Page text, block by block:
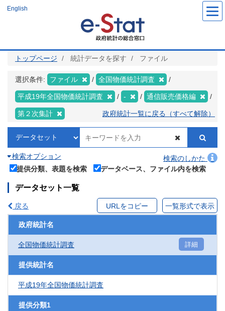
ツ
English
トップページ 統計データを探す ファイル
選択条件: ファイル 全国物価統計調査
平成19年全国物価統計調査 - 通信販売価格編
第２次集計 政府統計一覧に戻る（すべて解除）
検索オプション
検索のしかた
提供分類、表題を検索
データベース、ファイル内を検索
データセット一覧
戻る URLをコピー 一覧形式で表示
政府統計名
全国物価統計調査 詳細
提供統計名
平成19年全国物価統計調査
提供分類1